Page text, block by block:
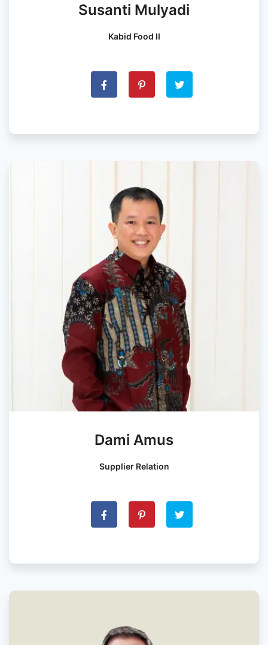
Susanti Mulyadi
Kabid Food II
Dami Amus
Supplier Relation